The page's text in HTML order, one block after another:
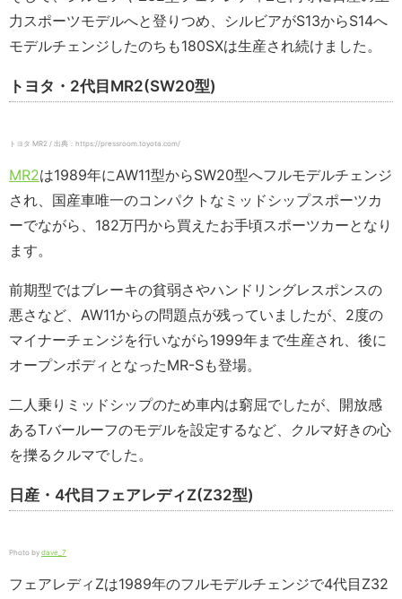
力スポーツモデルへと登りつめ、シルビアがS13からS14へ
モデルチェンジしたのちも180SXは生産され続けました。
トヨタ・2代目MR2(SW20型)
トヨタ MR2 / 出典：https://pressroom.toyota.com/
MR2は1989年にAW11型からSW20型へフルモデルチェンジ
され、国産車唯一のコンパクトなミッドシップスポーツカ
ーでながら、182万円から買えたお手頃スポーツカーとなり
ます。
前期型ではブレーキの貧弱さやハンドリングレスポンスの
悪さなど、AW11からの問題点が残っていましたが、2度の
マイナーチェンジを行いながら1999年まで生産され、後に
オープンボディとなったMR-Sも登場。
二人乗りミッドシップのため車内は窮屈でしたが、開放感
あるTバールーフのモデルを設定するなど、クルマ好きの心
を擽るクルマでした。
日産・4代目フェアレディZ(Z32型)
Photo by dave_7
フェアレディZは1989年のフルモデルチェンジで4代目Z32